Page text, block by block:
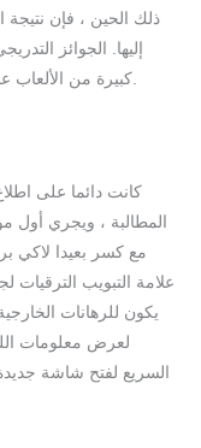
ذلك الحين ، فإن نتيجة
إليها. الجوائز
كبيرة من الألعاب عالية الجودة. الكازينو: مكان المغامرة والتشويق.
كانت دائما على
المطالبة ، ويجري أول
مع كسر بعيدا لاكي
علامة التبويب
يكون للرهانات
لعرض معلومات
السريع لفتح شاشة